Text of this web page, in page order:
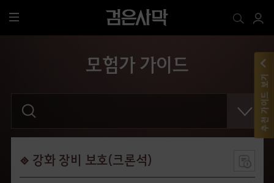
전
모험가 가이드
를
입
강화 장비 보호(크론석)
추천 가이드 보기